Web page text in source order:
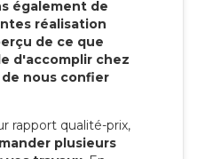
également de
réalisation
de ce que
d'accomplir chez
nous confier
rapport qualité-prix,
plusieurs